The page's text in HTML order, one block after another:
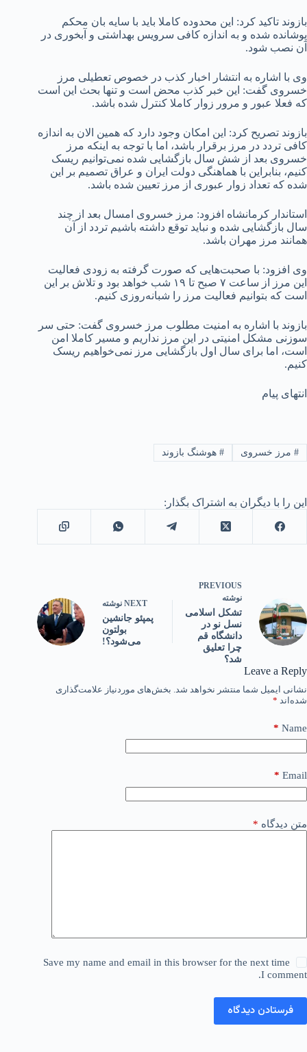
بازوند تاکید کرد: این محدوده کاملا باید با سایه بان محکم
پوشانده شده و به اندازه کافی سرویس بهداشتی و آبخوری در
آن نصب شود.
وی با اشاره به انتشار اخبار کذب در خصوص تعطیلی مرز
خسروی گفت: این خبر کذب محض است و تنها بحث این است
که فعلا عبور و مرور زوار کاملا کنترل شده باشد.
بازوند تصریح کرد: این امکان وجود دارد که همین الان به اندازه
کافی تردد در مرز برقرار باشد، اما با توجه به اینکه مرز
خسروی بعد از شش سال بازگشایی شده نمی‌توانیم ریسک
کنیم، بنابراین با هماهنگی دولت ایران و عراق تصمیم بر این
شده که تعداد زوار عبوری از مرز تعیین شده باشد.
استاندار کرمانشاه افزود: مرز خسروی امسال بعد از چند
سال بازگشایی شده و نباید توقع داشته باشیم تردد از آن
همانند مرز مهران باشد.
وی افزود: با صحبت‌هایی که صورت گرفته به زودی فعالیت
این مرز از ساعت ۷ صبح تا ۱۹ شب خواهد بود و تلاش بر این
است که بتوانیم فعالیت مرز را شبانه‌روزی کنیم.
بازوند با اشاره به امنیت مطلوب مرز خسروی گفت: حتی سر
سوزنی مشکل امنیتی در این مرز نداریم و مسیر کاملا امن
است، اما برای سال اول بازگشایی مرز نمی‌خواهیم ریسک
کنیم.
انتهای پیام
#مرز خسروی #هوشنگ بازوند
این را با دیگران به اشتراک بگذار:
PREVIOUS
نوشته
تشکل اسلامی
نسل نو در
دانشگاه قم
چرا تعلیق
شد؟
NEXT نوشته
پمپئو جانشین
بولتون
می‌شود؟!
Leave a Reply
نشانی ایمیل شما منتشر نخواهد شد. بخش‌های موردنیاز علامت‌گذاری
شده‌اند *
Name
*
Email
*
متن دیدگاه *
Save my name and email in this browser for the next time
I comment.
فرستادن دیدگاه